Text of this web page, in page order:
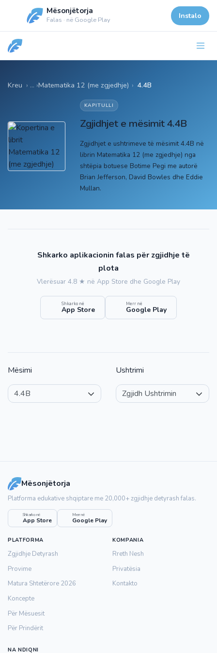
Mësonjëtorja
Falas · në Google Play Instalo
Kreu Matematika 12 (me zgjedhje) › 4.4B
KAPITULLI
Zgjidhjet e mësimit 4.4B
Zgjidhjet e ushtrimeve të mësimit 4.4B në
librin Matematika 12 (me zgjedhje) nga
shtëpia botuese Botime Pegi me autorë
Brian Jefferson, David Bowles dhe Eddie
Mullan.
Shkarko aplikacionin falas për zgjidhje të
plota
Vlerësuar 4.8 ★ në App Store dhe Google Play
Shkarko në
App Store
Merr në
Google Play
Mësimi Ushtrimi
Mësonjëtorja
Platforma edukative shqiptare me 20,000+ zgjidhje detyrash falas.
Shkarko në
App Store
Merr në
Google Play
PLATFORMA
Zgjidhje Detyrash
Provime
Matura Shtetërore 2026
Koncepte
Për Mësuesit
Për Prindërit
KOMPANIA
Rreth Nesh
Privatësia
Kontakto
NA NDIQNI